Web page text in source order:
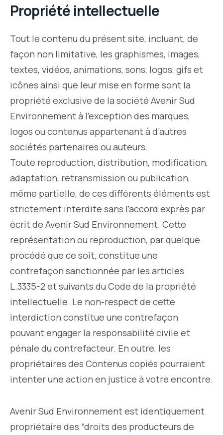
Propriété intellectuelle
Tout le contenu du présent site, incluant, de
façon non limitative, les graphismes, images,
textes, vidéos, animations, sons, logos, gifs et
icônes ainsi que leur mise en forme sont la
propriété exclusive de la société Avenir Sud
Environnement à l’exception des marques,
logos ou contenus appartenant à d’autres
sociétés partenaires ou auteurs.
Toute reproduction, distribution, modification,
adaptation, retransmission ou publication,
même partielle, de ces différents éléments est
strictement interdite sans l’accord exprès par
écrit de Avenir Sud Environnement. Cette
représentation ou reproduction, par quelque
procédé que ce soit, constitue une
contrefaçon sanctionnée par les articles
L.3335-2 et suivants du Code de la propriété
intellectuelle. Le non-respect de cette
interdiction constitue une contrefaçon
pouvant engager la responsabilité civile et
pénale du contrefacteur. En outre, les
propriétaires des Contenus copiés pourraient
intenter une action en justice à votre encontre.
Avenir Sud Environnement est identiquement
propriétaire des “droits des producteurs de